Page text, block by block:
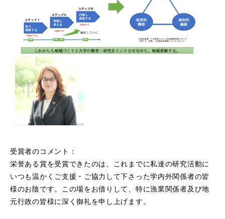
受賞者のコメント：
栄誉ある賞を受賞できたのは、これまでに私達の研究活動に
いつも温かくご支援・ご協力して下さった学内外関係者の皆
様のお陰です。この場をお借りして、特に漁業関係者及び地
元行政の皆様に深く御礼を申し上げます。